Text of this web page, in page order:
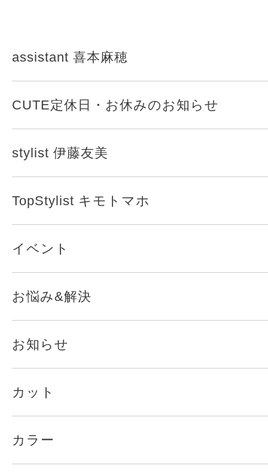
assistant 喜本麻穂
CUTE定休日・お休みのお知らせ
stylist 伊藤友美
TopStylist キモトマホ
イベント
お悩み&解決
お知らせ
カット
カラー